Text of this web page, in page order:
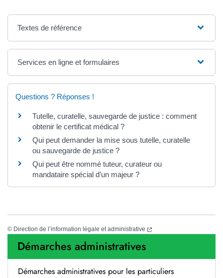
Textes de référence
Services en ligne et formulaires
Questions ? Réponses !
Tutelle, curatelle, sauvegarde de justice : comment
obtenir le certificat médical ?
Qui peut demander la mise sous tutelle, curatelle
ou sauvegarde de justice ?
Qui peut être nommé tuteur, curateur ou
mandataire spécial d’un majeur ?
© Direction de l’information légale et administrative (nouvelle fenêtre)
Démarches administratives
Démarches administratives pour les particuliers